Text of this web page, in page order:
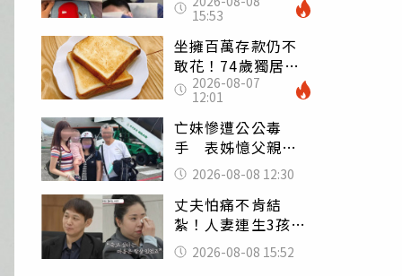
臉 醫揭3類人別亂
喝
15:53
坐擁百萬存款仍不
敢花！74歲獨居翁
「1餐只吃1片吐
司」 半年後暴瘦
嚇壞女兒
2026-08-07
12:01
亡妹慘遭公公毒
手 表姊憶父親節
前夕：小舅舅仍到
殯儀館陪她說話
2026-08-08 12:30
丈夫怕痛不肯結
紮！人妻連生3孩
控遭家暴淚喊：真
的好累
2026-08-08 15:52